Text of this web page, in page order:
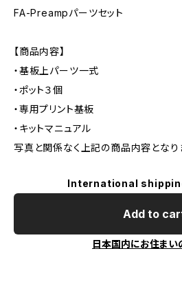
FA-Preampパーツセット
【商品内容】
・基板上パーツ一式
・ポット３個
・専用プリント基板
・キットマニュアル
写真と関係なく上記の商品内容となり
International
Add to
日本国内にお住まい